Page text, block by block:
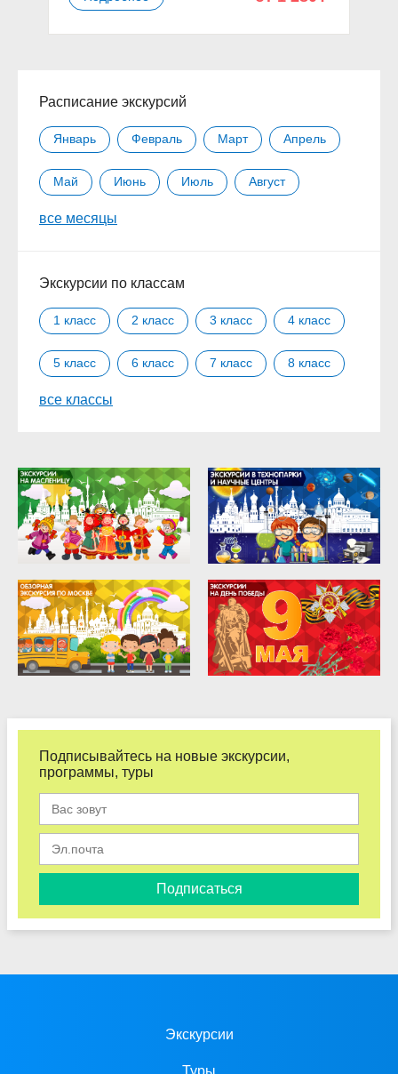
Расписание экскурсий
Январь Февраль Март Апрель
Май Июнь Июль Август
Сентябрь
все месяцы
Экскурсии по классам
1 класс 2 класс 3 класс 4 класс
5 класс 6 класс 7 класс 8 класс
9 класс
все классы
Подписывайтесь на новые экскурсии,
программы, туры
Подписаться
Экскурсии